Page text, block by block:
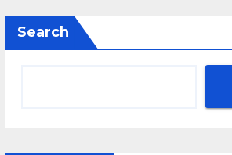
Search